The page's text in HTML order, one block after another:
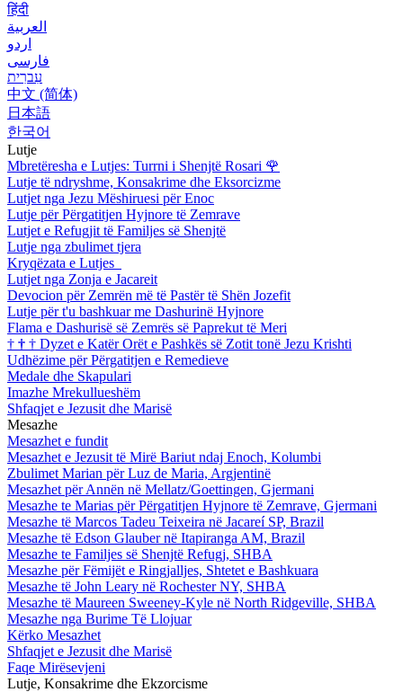
हिंदी
العربية
اردو
فارسی
עִברִית
中文 (简体)
日本語
한국어
Lutje
Mbretëresha e Lutjes: Turrni i Shenjtë Rosari 🌹
Lutje të ndryshme, Konsakrime dhe Eksorcizme
Lutjet nga Jezu Mëshiruesi për Enoc
Lutje për Përgatitjen Hyjnore të Zemrave
Lutjet e Refugjit të Familjes së Shenjtë
Lutje nga zbulimet tjera
Kryqëzata e Lutjes
Lutjet nga Zonja e Jacareit
Devocion për Zemrën më të Pastër të Shën Jozefit
Lutje për t'u bashkuar me Dashurinë Hyjnore
Flama e Dashurisë së Zemrës së Paprekut të Meri
† † † Dyzet e Katër Orët e Pashkës së Zotit tonë Jezu Krishti
Udhëzime për Përgatitjen e Remedieve
Medale dhe Skapulari
Imazhe Mrekullueshëm
Shfaqjet e Jezusit dhe Marisë
Mesazhe
Mesazhet e fundit
Mesazhet e Jezusit të Mirë Bariut ndaj Enoch, Kolumbi
Zbulimet Marian për Luz de Maria, Argjentinë
Mesazhet për Annën në Mellatz/Goettingen, Gjermani
Mesazhe te Marias për Përgatitjen Hyjnore të Zemrave, Gjermani
Mesazhe të Marcos Tadeu Teixeira në Jacareí SP, Brazil
Mesazhe të Edson Glauber në Itapiranga AM, Brazil
Mesazhe te Familjes së Shenjtë Refugj, SHBA
Mesazhe për Fëmijët e Ringjalljes, Shtetet e Bashkuara
Mesazhe të John Leary në Rochester NY, SHBA
Mesazhe të Maureen Sweeney-Kyle në North Ridgeville, SHBA
Mesazhe nga Burime Të Llojuar
Kërko Mesazhet
Shfaqjet e Jezusit dhe Marisë
Faqe Mirësevjeni
Lutje, Konsakrime dhe Ekzorcisme